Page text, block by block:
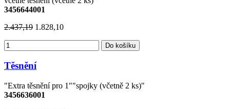
3456644001
2.437,19 1.828,10
Do košíku
Těsnění
"Extra těsnění pro 1""spojky (včetně 2 ks)"
3456636001